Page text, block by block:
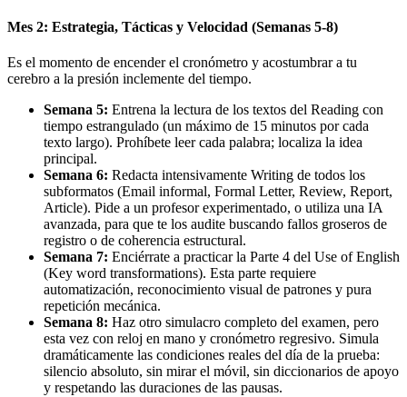
Mes 2: Estrategia, Tácticas y Velocidad (Semanas 5-8)
Es el momento de encender el cronómetro y acostumbrar a tu
cerebro a la presión inclemente del tiempo.
Semana 5: Entrena la lectura de los textos del Reading con
tiempo estrangulado (un máximo de 15 minutos por cada
texto largo). Prohíbete leer cada palabra; localiza la idea
principal.
Semana 6: Redacta intensivamente Writing de todos los
subformatos (Email informal, Formal Letter, Review, Report,
Article). Pide a un profesor experimentado, o utiliza una IA
avanzada, para que te los audite buscando fallos groseros de
registro o de coherencia estructural.
Semana 7: Enciérrate a practicar la Parte 4 del Use of English
(Key word transformations). Esta parte requiere
automatización, reconocimiento visual de patrones y pura
repetición mecánica.
Semana 8: Haz otro simulacro completo del examen, pero
esta vez con reloj en mano y cronómetro regresivo. Simula
dramáticamente las condiciones reales del día de la prueba:
silencio absoluto, sin mirar el móvil, sin diccionarios de apoyo
y respetando las duraciones de las pausas.